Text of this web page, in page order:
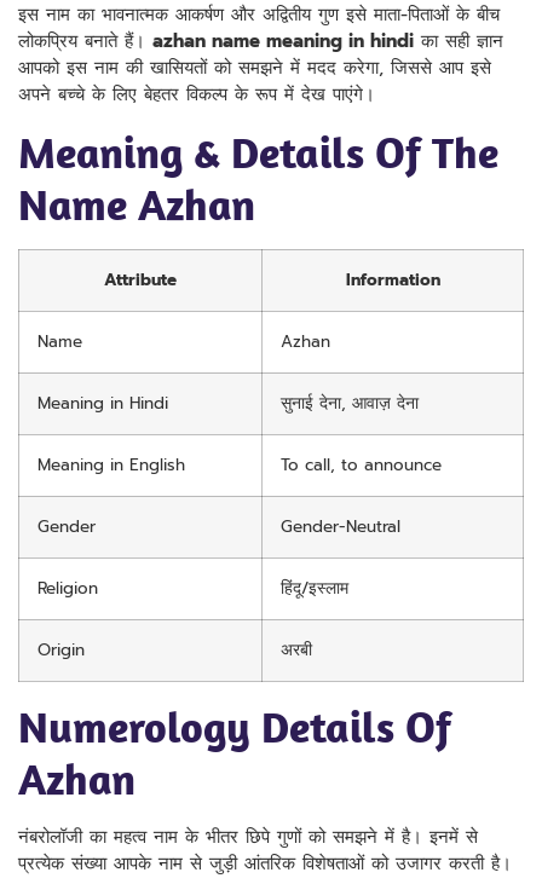
इस नाम का भावनात्मक आकर्षण और अद्वितीय गुण इसे माता-पिताओं के बीच
लोकप्रिय बनाते हैं। azhan name meaning in hindi का सही ज्ञान
आपको इस नाम की खासियतों को समझने में मदद करेगा, जिससे आप इसे
अपने बच्चे के लिए बेहतर विकल्प के रूप में देख पाएंगे।
Meaning & Details Of The
Name Azhan
Attribute Information
Name Azhan
Meaning in Hindi सुनाई देना, आवाज़ देना
Meaning in English To call, to announce
Gender Gender-Neutral
Religion हिंदू/इस्लाम
Origin अरबी
Numerology Details Of
Azhan
नंबरोलॉजी का महत्व नाम के भीतर छिपे गुणों को समझने में है। इनमें से
प्रत्येक संख्या आपके नाम से जुड़ी आंतरिक विशेषताओं को उजागर करती है।